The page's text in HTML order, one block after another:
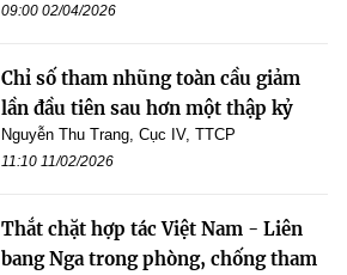
09:00 02/04/2026
Chỉ số tham nhũng toàn cầu giảm
lần đầu tiên sau hơn một thập kỷ
Nguyễn Thu Trang, Cục IV, TTCP
11:10 11/02/2026
Thắt chặt hợp tác Việt Nam - Liên
bang Nga trong phòng, chống tham